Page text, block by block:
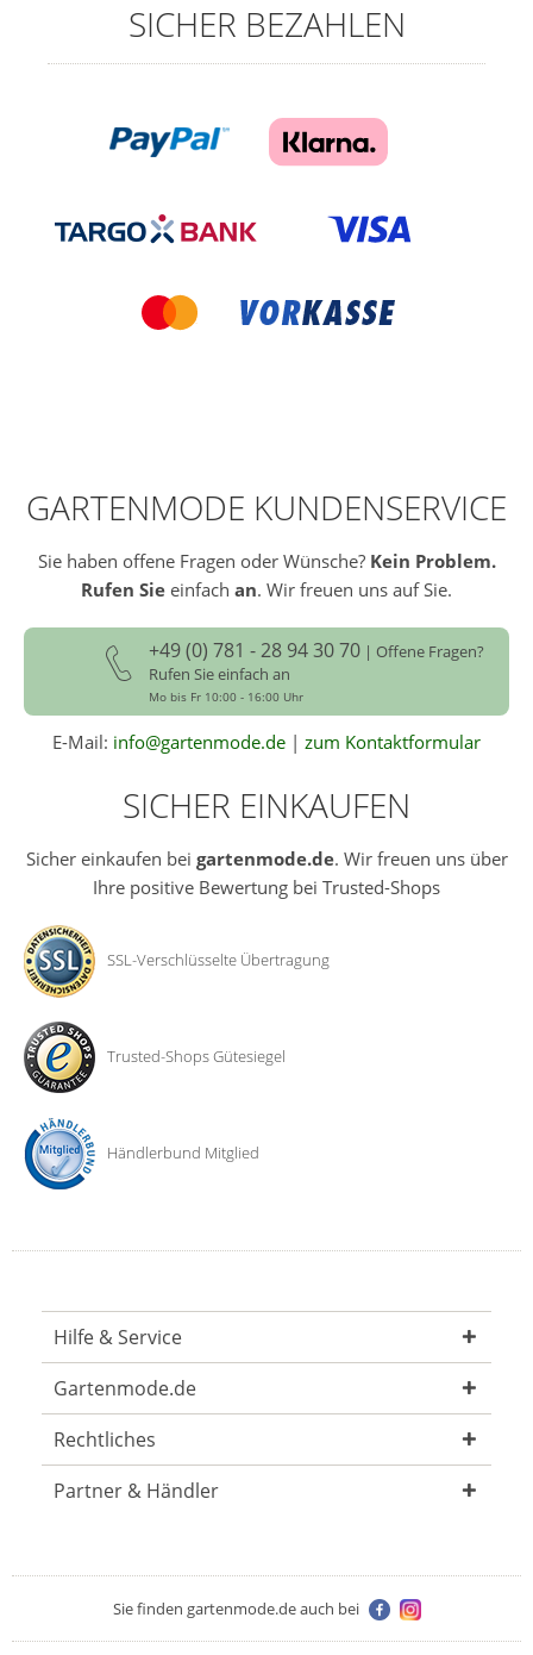
SICHER BEZAHLEN
GARTENMODE KUNDENSERVICE
Sie haben offene Fragen oder Wünsche? Kein Problem.
Rufen Sie einfach an. Wir freuen uns auf Sie.
+49 (0) 781 - 28 94 30 70 | Offene Fragen?
Rufen Sie einfach an
Mo bis Fr 10:00 - 16:00 Uhr
E-Mail: info@gartenmode.de | zum Kontaktformular
SICHER EINKAUFEN
Sicher einkaufen bei gartenmode.de. Wir freuen uns über
Ihre positive Bewertung bei Trusted-Shops
SSL-Verschlüsselte Übertragung
Trusted-Shops Gütesiegel
Händlerbund Mitglied
Hilfe & Service
Gartenmode.de
Rechtliches
Partner & Händler
Sie finden gartenmode.de auch bei